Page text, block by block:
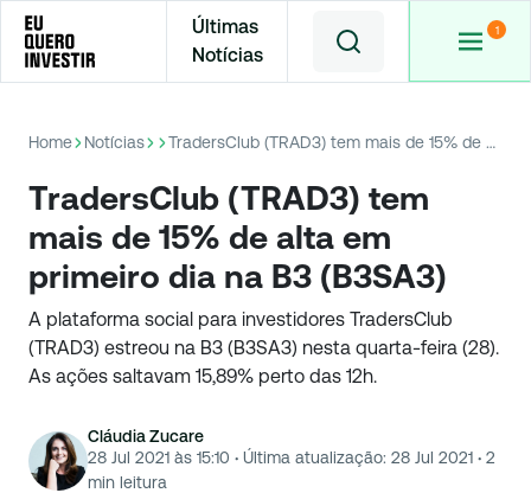
Últimas
Notícias
Home Notícias TradersClub (TRAD3) tem mais de 15% de alta em primeiro dia na B3 (B3SA3)
TradersClub (TRAD3) tem
mais de 15% de alta em
primeiro dia na B3 (B3SA3)
A plataforma social para investidores TradersClub
(TRAD3) estreou na B3 (B3SA3) nesta quarta-feira (28).
As ações saltavam 15,89% perto das 12h.
Cláudia Zucare
28 Jul 2021 às 15:10 · Última atualização: 28 Jul 2021 · 2
min leitura